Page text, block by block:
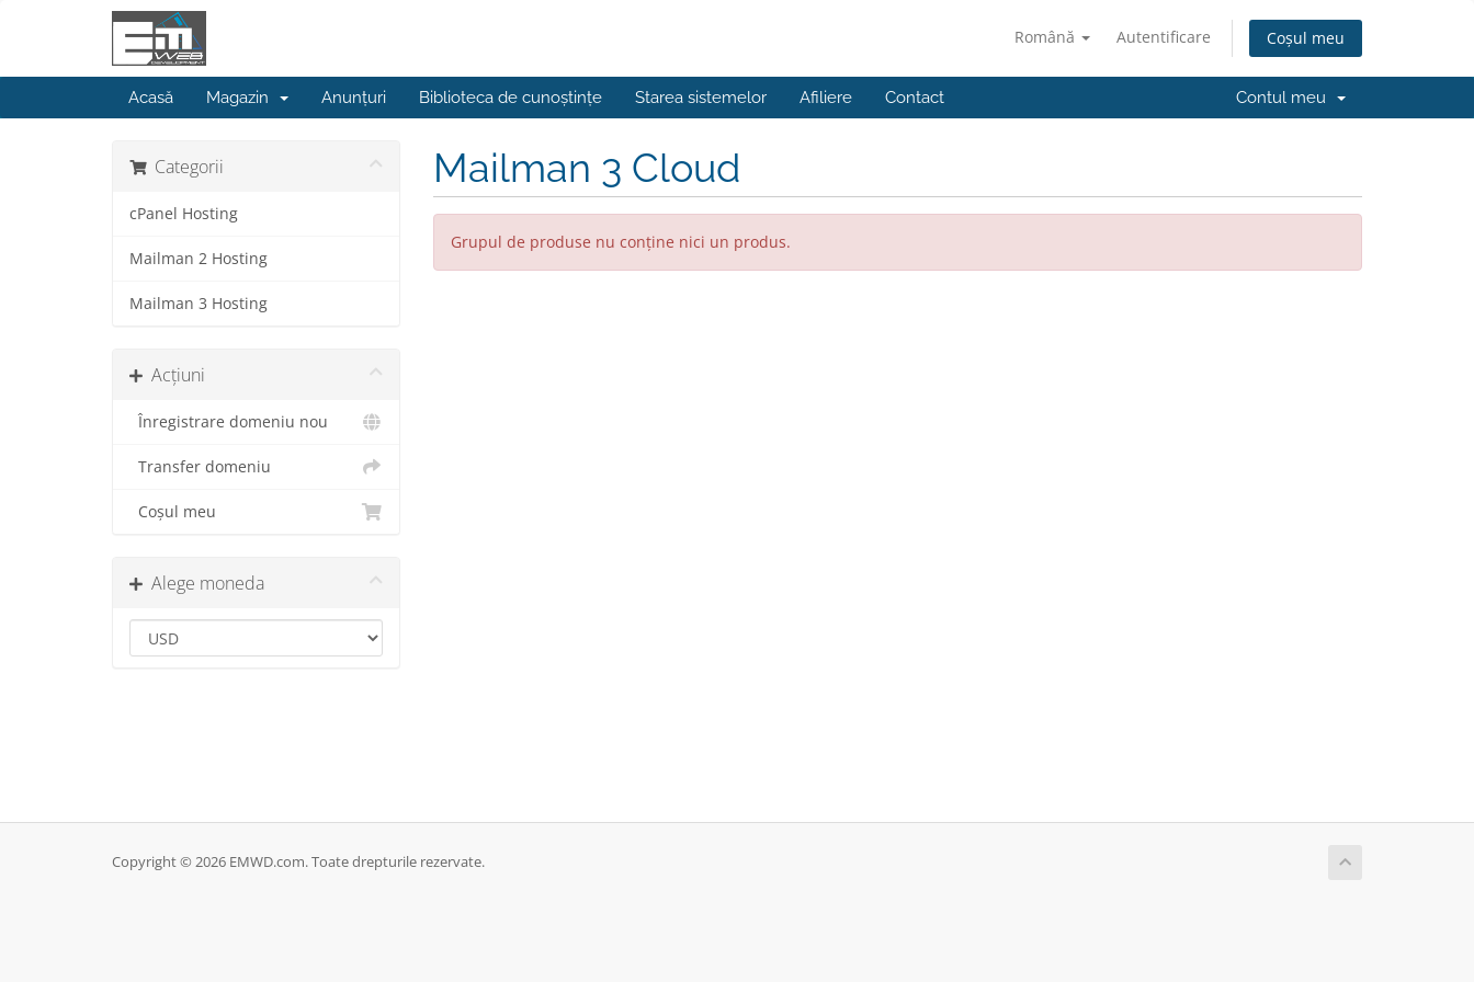
Română Autentificare Coșul meu
Acasă Magazin Anunțuri Biblioteca de cunoștințe Starea sistemelor Afiliere Contact Contul meu
Categorii
cPanel Hosting
Mailman 2 Hosting
Mailman 3 Hosting
Acțiuni
Înregistrare domeniu nou
Transfer domeniu
Coșul meu
Alege moneda
Mailman 3 Cloud
Grupul de produse nu conține nici un produs.
Copyright © 2026 EMWD.com. Toate drepturile rezervate.